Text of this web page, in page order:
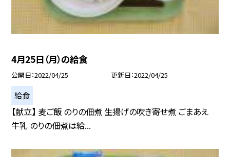
4月25日（月）の給食
公開日 2022/04/25 更新日 2022/04/25
給食
【献立】 麦ご飯 のりの佃煮 生揚げの吹き寄せ煮 ごまあえ
牛乳 のりの佃煮は給...